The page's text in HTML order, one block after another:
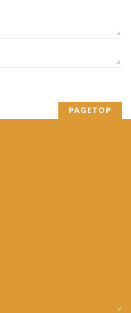
PAGETOP